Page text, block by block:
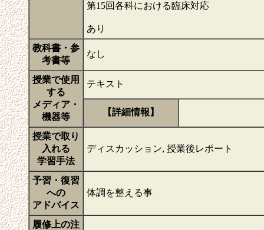
第15回各科における臨床対応
あり
教科書・参
考書等
なし
授業で使用
する
メディア・
機器等
テキスト
【詳細情報】
授業で取り
入れる
学習手法
ディスカッション, 授業後レポート
予習・復習
への
アドバイス
体調を整える事
履修上の注